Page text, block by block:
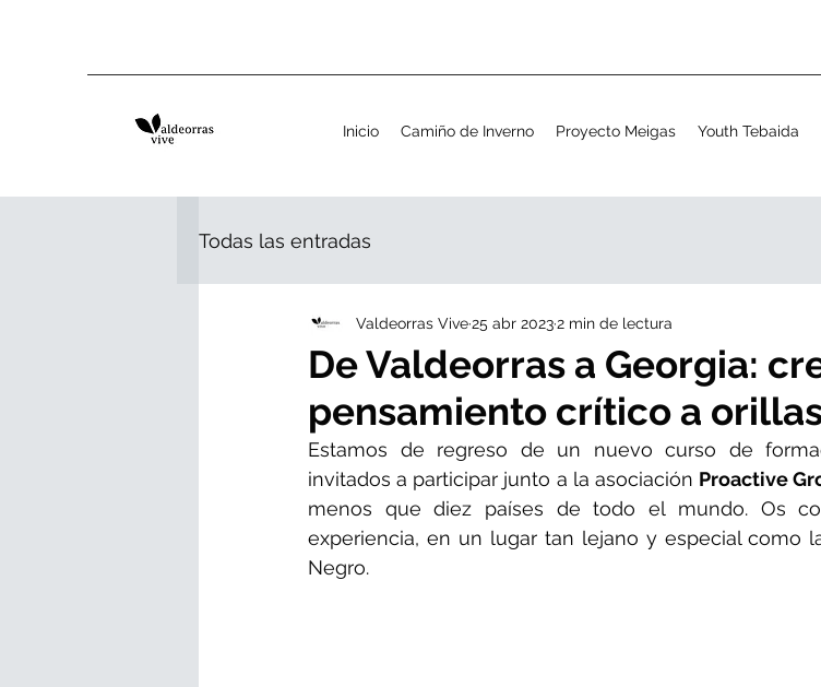
Inicio Camiño de Inverno Proyecto Meigas Youth Tebaida
Todas las entradas
De Valdeorras a Georgia:
pensamiento crítico a
Valdeorras Vive25 abr 20232 min de lectura
Estamos de regreso de un nuevo curso de
invitados a participar junto a la asociación Proactive
menos que diez países de todo el mundo. Os
experiencia, en un lugar tan lejano y especial como
Negro.